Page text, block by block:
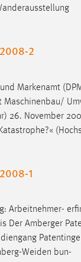
2
Markenamt
Maschinenbau/
26. November
1
Arbeitnehmer-
Der Amberger
Weiden bun-